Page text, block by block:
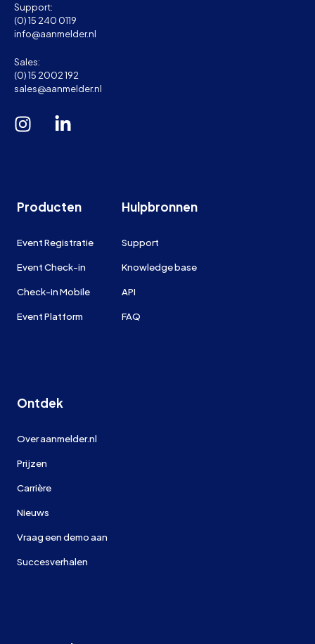
Support:
(0) 15 240 0119
info@aanmelder.nl
Sales:
(0) 15 2002 192
sales@aanmelder.nl
Producten
Event Registratie
Event Check-in
Check-in Mobile
Event Platform
Hulpbronnen
Support
Knowledge base
API
FAQ
Ontdek
Over aanmelder.nl
Prijzen
Carrière
Nieuws
Vraag een demo aan
Succesverhalen